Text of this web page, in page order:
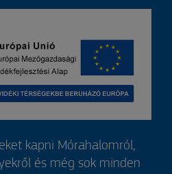
kapni Mórahalomról,
és még sok minden